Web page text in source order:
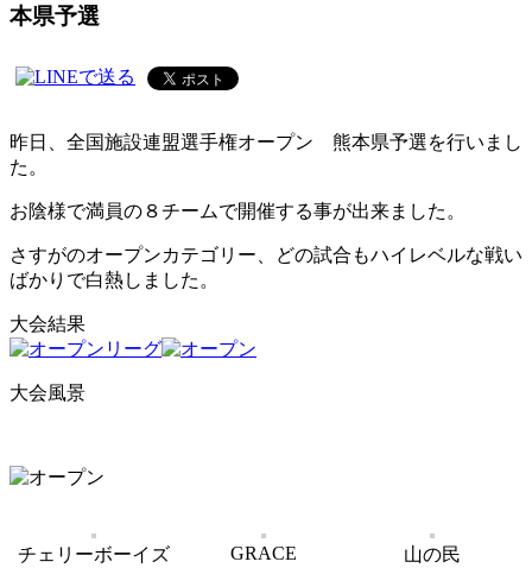
本県予選
昨日、全国施設連盟選手権オープン 熊本県予選を行いまし
た。
お陰様で満員の８チームで開催する事が出来ました。
さすがのオープンカテゴリー、どの試合もハイレベルな戦い
ばかりで白熱しました。
大会結果
大会風景
チェリーボーイズ GRACE 山の民